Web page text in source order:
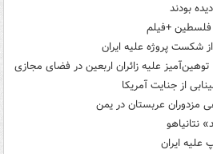
بودند
+فیلم
شکست پروژه علیه ایران
علیه زائران اربعین در فضای مجازی
از جنایت آمریکا
مزدوران عربستان در یمن
نتانیاهو
علیه ایران